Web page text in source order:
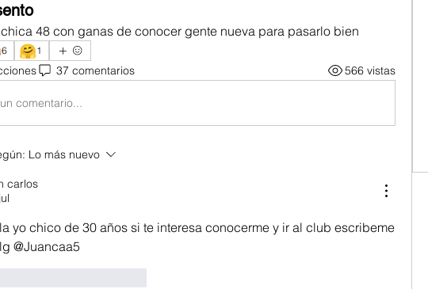
48 con ganas de conocer gente nueva para pasarlo bien
6 🤗1
37 comentarios 566 vistas
comentario...
Lo más nuevo
carlos
yo chico de 30 años si te interesa conocerme y ir al club escribeme
@Juancaa5